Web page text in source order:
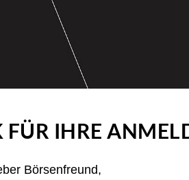
FÜR IHRE
Börsenfreund,